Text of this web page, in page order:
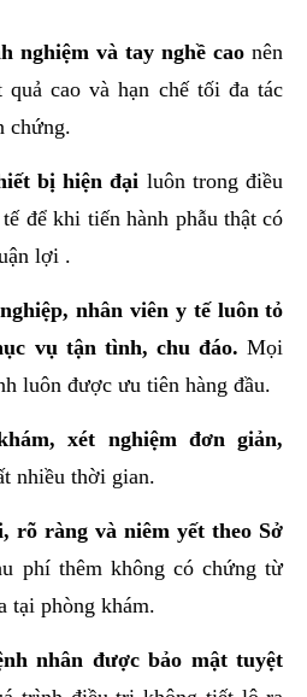
nghiệm và tay nghề cao nên
quả cao và hạn chế tối đa tác
chứng.
bị hiện đại luôn trong điều
để khi tiến hành phẫu thật có
lợi .
nhân viên y tế luôn tỏ
vụ tận tình, chu đáo. Mọi
luôn được ưu tiên hàng đầu.
xét nghiệm đơn giản,
nhiều thời gian.
rõ ràng và niêm yết theo Sở
phí thêm không có chứng từ
tại phòng khám.
nhân được bảo mật tuyệt